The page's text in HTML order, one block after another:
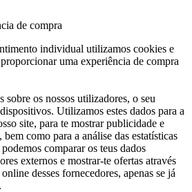
de compra
individual utilizamos cookies e
uma experiência de compra
sobre os nossos utilizadores, o seu
Utilizamos estes dados para a
site, para te mostrar publicidade e
como para a análise das estatísticas
comparar os teus dados
externos e mostrar-te ofertas através
desses fornecedores, apenas se já